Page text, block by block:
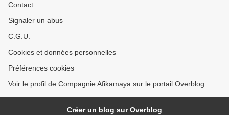
Contact
Signaler un abus
C.G.U.
Cookies et données personnelles
Préférences cookies
Voir le profil de Compagnie Afikamaya sur le portail Overblog
Créer un blog sur Overblog